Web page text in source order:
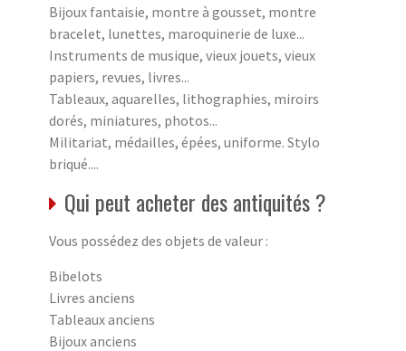
Bijoux fantaisie, montre à gousset, montre
bracelet, lunettes, maroquinerie de luxe...
Instruments de musique, vieux jouets, vieux
papiers, revues, livres...
Tableaux, aquarelles, lithographies, miroirs
dorés, miniatures, photos...
Militariat, médailles, épées, uniforme. Stylo
briqué....
Qui peut acheter des antiquités ?
Vous possédez des objets de valeur :
Bibelots
Livres anciens
Tableaux anciens
Bijoux anciens